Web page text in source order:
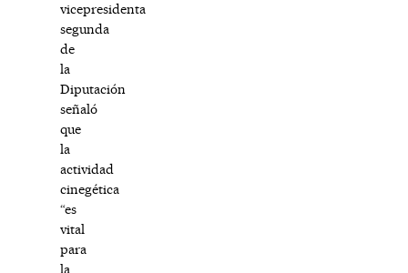
vicepresidenta
segunda
de
la
Diputación
señaló
que
la
actividad
cinegética
“es
vital
para
la